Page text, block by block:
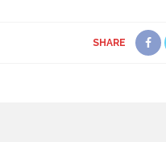
SHARE